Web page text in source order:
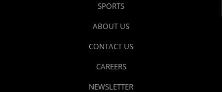
SPORTS
ABOUT US
CONTACT US
CAREERS
NEWSLETTER